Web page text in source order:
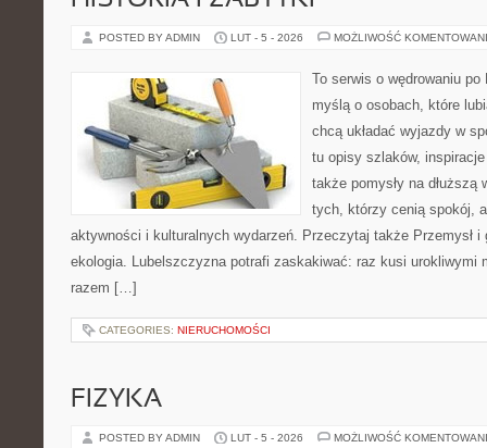
POSTED BY ADMIN LUT - 5 - 2026 MOŻLIWOŚĆ
To serwis o wędrowaniu
myślą o osobach, które
chcą układać wyjazdy w
tu opisy szlaków,
także pomysły na dłuższą
tych, którzy cenią spokój,
aktywności i kulturalnych wydarzeń. Przeczytaj także Przemysł i
ekologia. Lubelszczyzna potrafi zaskakiwać: raz kusi urokliwymi
razem […]
CATEGORIES: NIERUCHOMOŚCI
FIZYKA
POSTED BY ADMIN LUT - 5 - 2026 MOŻLIWOŚĆ